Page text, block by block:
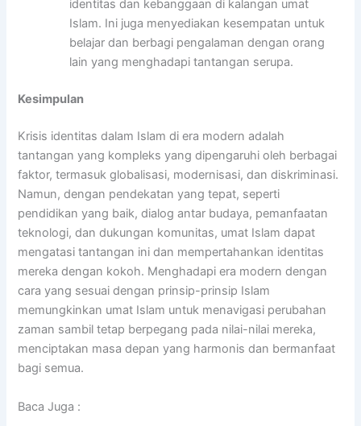
identitas dan kebanggaan di kalangan umat
Islam. Ini juga menyediakan kesempatan untuk
belajar dan berbagi pengalaman dengan orang
lain yang menghadapi tantangan serupa.
Kesimpulan
Krisis identitas dalam Islam di era modern adalah
tantangan yang kompleks yang dipengaruhi oleh berbagai
faktor, termasuk globalisasi, modernisasi, dan diskriminasi.
Namun, dengan pendekatan yang tepat, seperti
pendidikan yang baik, dialog antar budaya, pemanfaatan
teknologi, dan dukungan komunitas, umat Islam dapat
mengatasi tantangan ini dan mempertahankan identitas
mereka dengan kokoh. Menghadapi era modern dengan
cara yang sesuai dengan prinsip-prinsip Islam
memungkinkan umat Islam untuk menavigasi perubahan
zaman sambil tetap berpegang pada nilai-nilai mereka,
menciptakan masa depan yang harmonis dan bermanfaat
bagi semua.
Baca Juga :